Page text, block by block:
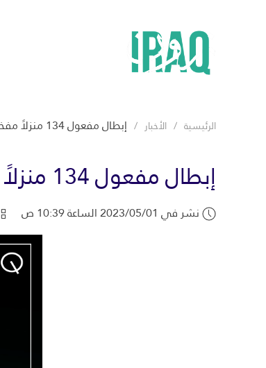
الرئيسية الأخبار إبطال مفعول 134 منزلاً مفخخا غرب الانبار
إبطال مفعول 134 منزلاً مفخخا غرب الانبار
نشر في 2023/05/01 الساعة 10:39 ص